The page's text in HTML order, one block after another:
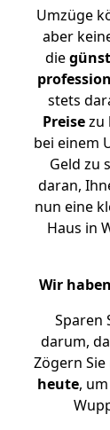
Umzüge
aber
die
stets
Preisezu
bei einem
Geld zu
daran,
nun eine
Haus in
Wir
Sparen
darum,
Zögern
heute,